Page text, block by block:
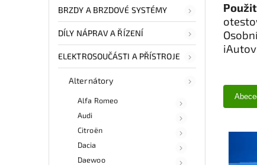
BRZDY A BRZDOVÉ SYSTÉMY
DÍLY NÁPRAV A ŘÍZENÍ
ELEKTROSOUČÁSTI A PŘÍSTROJE
Alternátory
Alfa Romeo
Audi
Citroën
Dacia
Daewoo